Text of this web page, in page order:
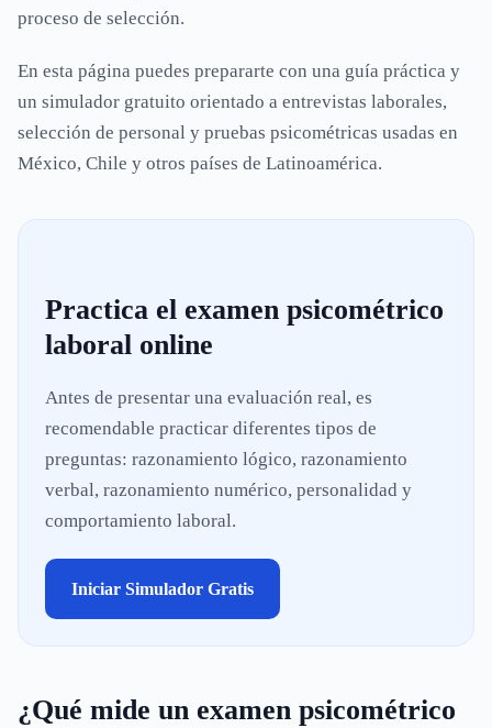
proceso de selección.
En esta página puedes prepararte con una guía práctica y
un simulador gratuito orientado a entrevistas laborales,
selección de personal y pruebas psicométricas usadas en
México, Chile y otros países de Latinoamérica.
Practica el examen psicométrico
laboral online
Antes de presentar una evaluación real, es
recomendable practicar diferentes tipos de
preguntas: razonamiento lógico, razonamiento
verbal, razonamiento numérico, personalidad y
comportamiento laboral.
Iniciar Simulador Gratis
¿Qué mide un examen psicométrico